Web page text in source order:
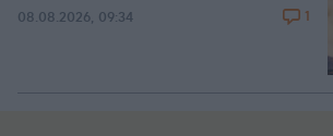
08.08.2026, 09:34 1